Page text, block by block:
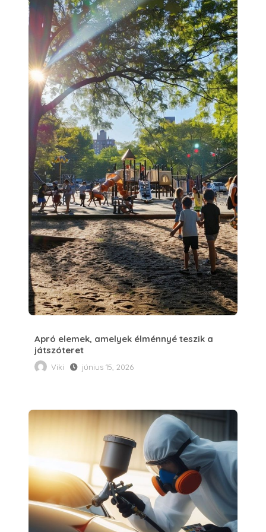
Apró elemek, amelyek élménnyé teszik a
játszóteret
Viki június 15, 2026